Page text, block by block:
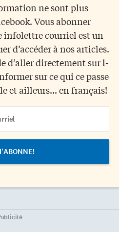
ne sont plus
Vous abonner
infolettre courriel est un
d’accéder à nos articles.
d’aller directement sur l-
sur ce qui ce passe
et ailleurs... en français!